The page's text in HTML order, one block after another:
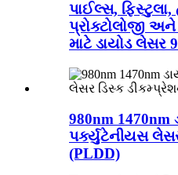
પાઈલ્સ, ફિસ્ટુલા,
પ્રોક્ટોલોજી
માટે ડાયોડ લેસર
980nm 1470nm
પર્ક્યુટેનીયસ
(PLDD)